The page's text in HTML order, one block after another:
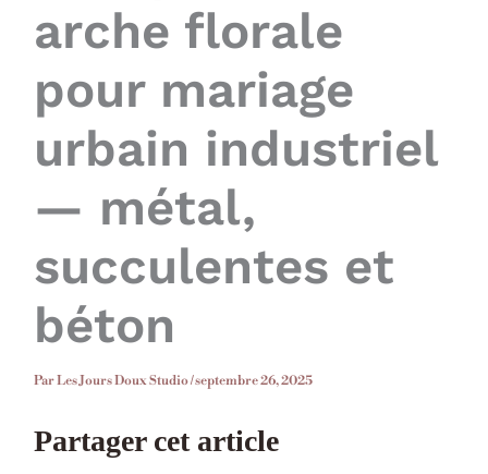
arche florale
pour mariage
urbain industriel
— métal,
succulentes et
béton
ParLes Jours Doux Studio/septembre 26, 2025
Partager cet article